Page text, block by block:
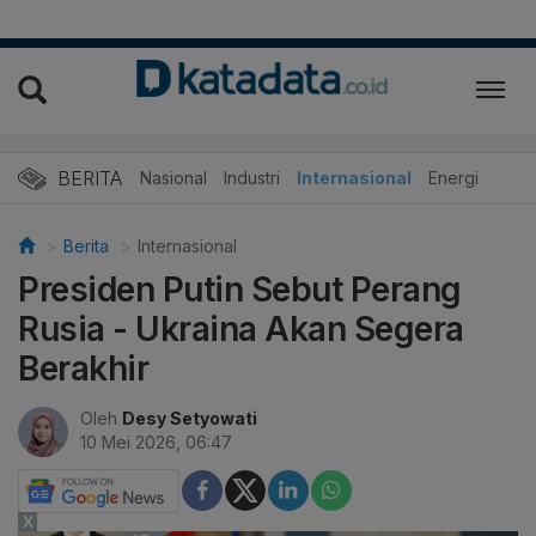
BERITA Nasional Industri Internasional Energi
Berita Internasional
Presiden Putin Sebut Perang
Rusia - Ukraina Akan Segera
Berakhir
Oleh Desy Setyowati
10 Mei 2026, 06:47
X